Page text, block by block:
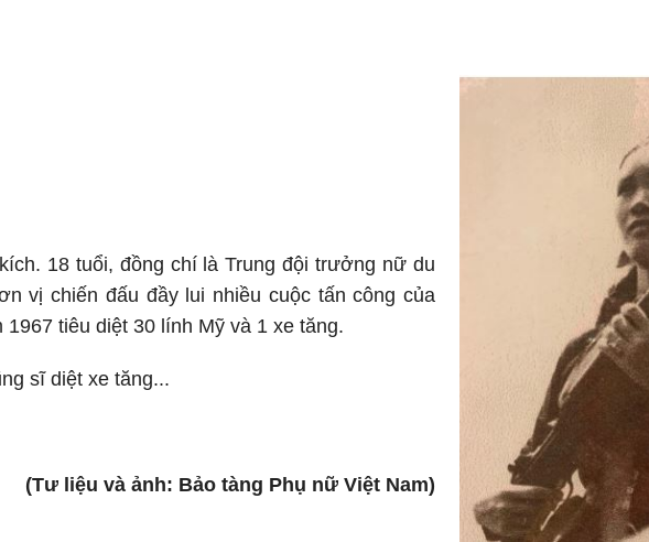
18 tuổi, đồng chí là Trung đội trưởng nữ du
vị chiến đấu đầy lui nhiều cuộc tấn công của
tiêu diệt 30 lính Mỹ và 1 xe tăng.
sĩ diệt xe tăng...
(Tư liệu và ảnh: Bảo tàng Phụ nữ Việt Nam)